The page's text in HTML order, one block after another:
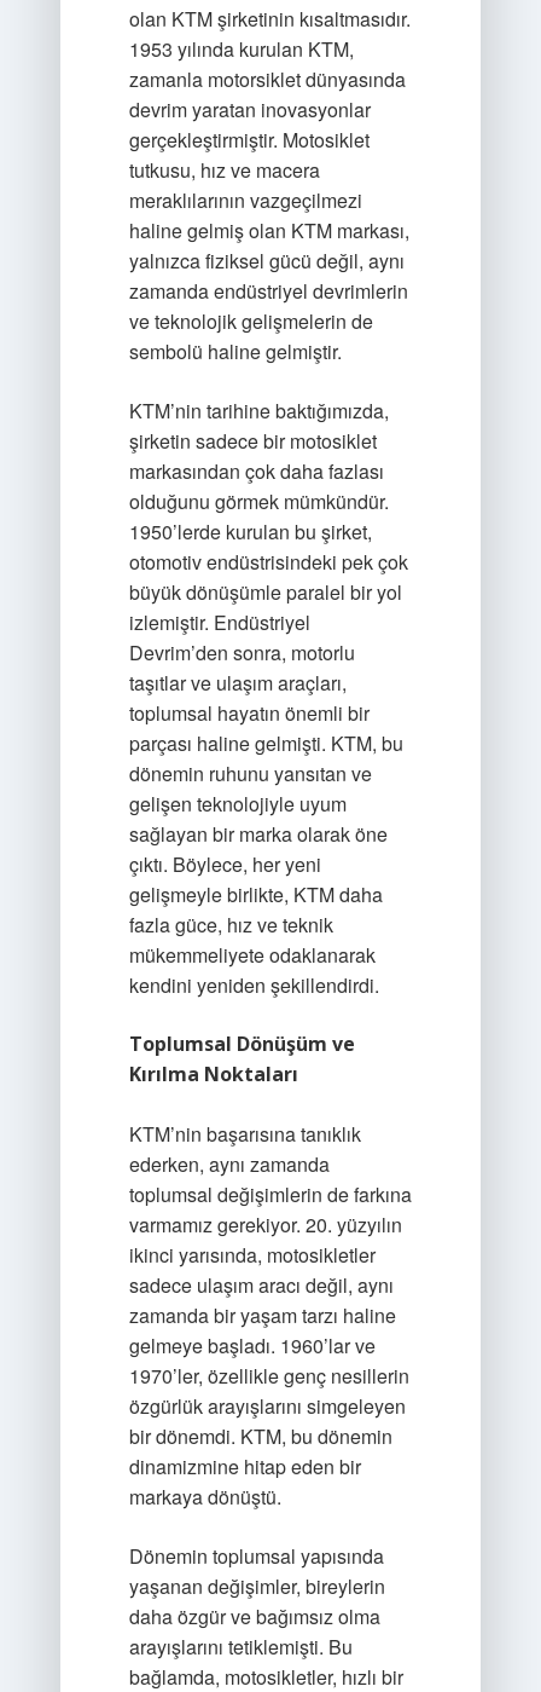
olan KTM şirketinin kısaltmasıdır.
1953 yılında kurulan KTM,
zamanla motorsiklet dünyasında
devrim yaratan inovasyonlar
gerçekleştirmiştir. Motosiklet
tutkusu, hız ve macera
meraklılarının vazgeçilmezi
haline gelmiş olan KTM markası,
yalnızca fiziksel gücü değil, aynı
zamanda endüstriyel devrimlerin
ve teknolojik gelişmelerin de
sembolü haline gelmiştir.
KTM’nin tarihine baktığımızda,
şirketin sadece bir motosiklet
markasından çok daha fazlası
olduğunu görmek mümkündür.
1950’lerde kurulan bu şirket,
otomotiv endüstrisindeki pek çok
büyük dönüşümle paralel bir yol
izlemiştir. Endüstriyel
Devrim’den sonra, motorlu
taşıtlar ve ulaşım araçları,
toplumsal hayatın önemli bir
parçası haline gelmişti. KTM, bu
dönemin ruhunu yansıtan ve
gelişen teknolojiyle uyum
sağlayan bir marka olarak öne
çıktı. Böylece, her yeni
gelişmeyle birlikte, KTM daha
fazla güce, hız ve teknik
mükemmeliyete odaklanarak
kendini yeniden şekillendirdi.
Toplumsal Dönüşüm ve
Kırılma Noktaları
KTM’nin başarısına tanıklık
ederken, aynı zamanda
toplumsal değişimlerin de farkına
varmamız gerekiyor. 20. yüzyılın
ikinci yarısında, motosikletler
sadece ulaşım aracı değil, aynı
zamanda bir yaşam tarzı haline
gelmeye başladı. 1960’lar ve
1970’ler, özellikle genç nesillerin
özgürlük arayışlarını simgeleyen
bir dönemdi. KTM, bu dönemin
dinamizmine hitap eden bir
markaya dönüştü.
Dönemin toplumsal yapısında
yaşanan değişimler, bireylerin
daha özgür ve bağımsız olma
arayışlarını tetiklemişti. Bu
bağlamda, motosikletler, hızlı bir